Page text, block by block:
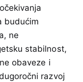
budućim
ne
stabilnost,
obaveze i
razvoj